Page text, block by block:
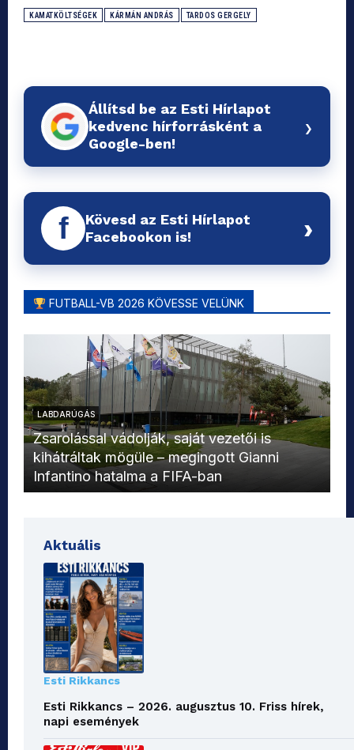
KAMATKÖLTSÉGEK KÁRMÁN ANDRÁS TARDOS GERGELY
Állítsd be az Esti Hírlapot
kedvenc hírforrásként a
Google-ben!
›
f
Kövesd az Esti Hírlapot
Facebookon is!
›
FUTBALL-VB 2026 KÖVESSE VELÜNK
LABDARÚGÁS
Zsarolással vádolják, saját vezetői is
kihátráltak mögüle – megingott Gianni
Infantino hatalma a FIFA-ban
Aktuális
Esti Rikkancs
Esti Rikkancs – 2026. augusztus 10. Friss hírek,
napi események